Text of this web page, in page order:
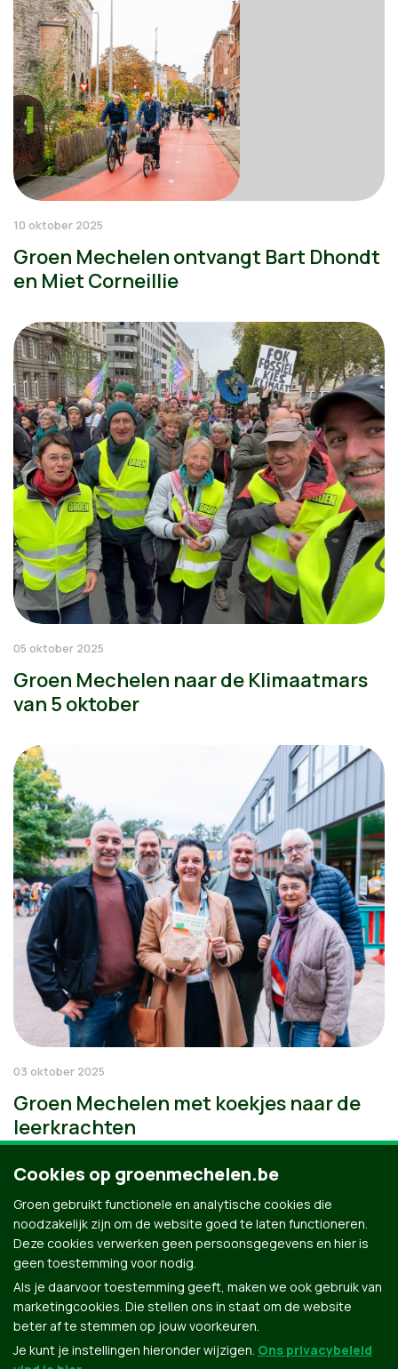
10 oktober 2025
Groen Mechelen ontvangt Bart Dhondt
en Miet Corneillie
05 oktober 2025
Groen Mechelen naar de Klimaatmars
van 5 oktober
03 oktober 2025
Groen Mechelen met koekjes naar de
leerkrachten
Cookies op groenmechelen.be
Groen gebruikt functionele en analytische cookies die
noodzakelijk zijn om de website goed te laten functioneren.
Deze cookies verwerken geen persoonsgegevens en hier is
geen toestemming voor nodig.
Als je daarvoor toestemming geeft, maken we ook gebruik van
marketingcookies. Die stellen ons in staat om de website
beter af te stemmen op jouw voorkeuren.
Je kunt je instellingen hieronder wijzigen. Ons privacybeleid